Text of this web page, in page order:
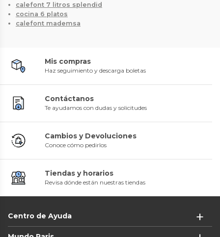
calefont 7 litros splendid
cocina 6 platos
calefont mademsa
Mis compras
Haz seguimiento y descarga boletas
Contáctanos
Te ayudamos con dudas y solicitudes
Cambios y Devoluciones
Conoce cómo pedirlos
Tiendas y horarios
Revisa dónde están nuestras tiendas
Centro de Ayuda